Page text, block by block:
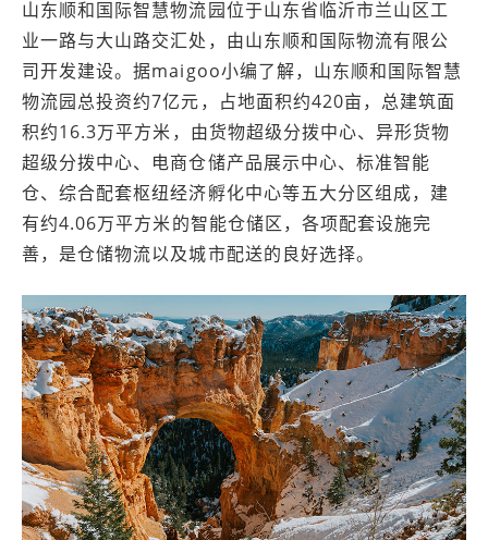
山东顺和国际智慧物流园位于山东省临沂市兰山区工
业一路与大山路交汇处，由山东顺和国际物流有限公
司开发建设。据maigoo小编了解，山东顺和国际智慧
物流园总投资约7亿元，占地面积约420亩，总建筑面
积约16.3万平方米，由货物超级分拨中心、异形货物
超级分拨中心、电商仓储产品展示中心、标准智能
仓、综合配套枢纽经济孵化中心等五大分区组成，建
有约4.06万平方米的智能仓储区，各项配套设施完
善，是仓储物流以及城市配送的良好选择。